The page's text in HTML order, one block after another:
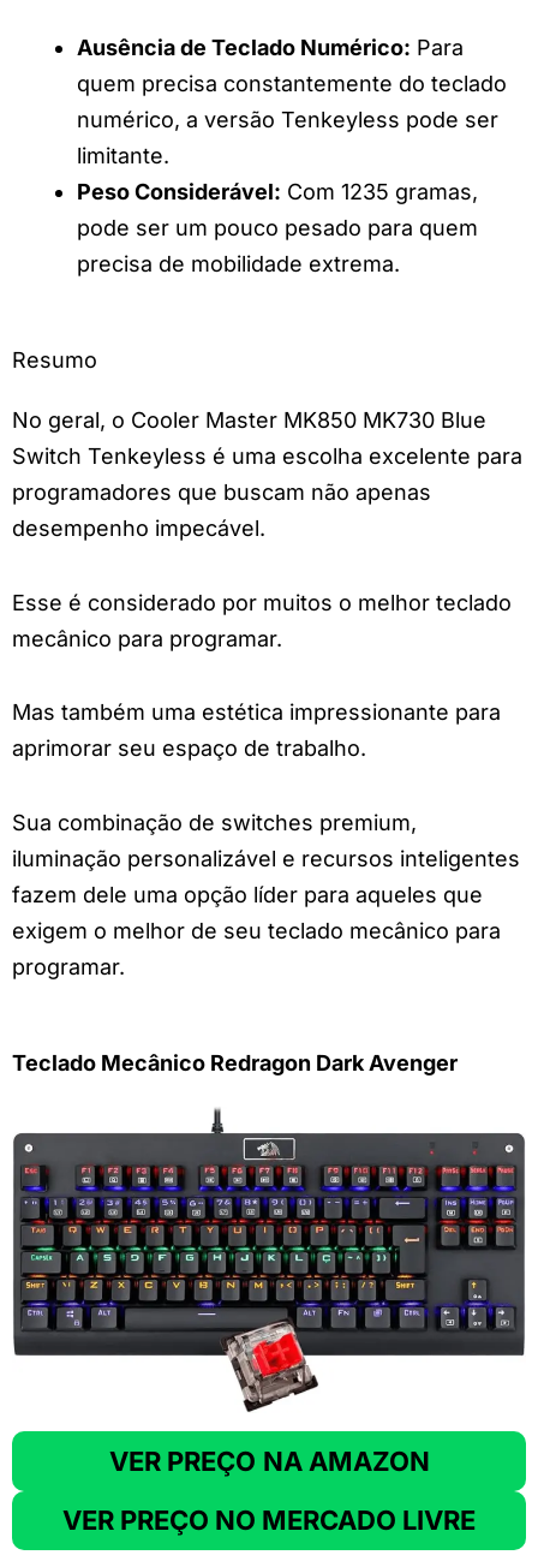
Ausência de Teclado Numérico: Para
quem precisa constantemente do teclado
numérico, a versão Tenkeyless pode ser
limitante.
Peso Considerável: Com 1235 gramas,
pode ser um pouco pesado para quem
precisa de mobilidade extrema.
Resumo
No geral, o Cooler Master MK850 MK730 Blue
Switch Tenkeyless é uma escolha excelente para
programadores que buscam não apenas
desempenho impecável.
Esse é considerado por muitos o melhor teclado
mecânico para programar.
Mas também uma estética impressionante para
aprimorar seu espaço de trabalho.
Sua combinação de switches premium,
iluminação personalizável e recursos inteligentes
fazem dele uma opção líder para aqueles que
exigem o melhor de seu teclado mecânico para
programar.
Teclado Mecânico Redragon Dark Avenger
VER PREÇO NA AMAZON
VER PREÇO NO MERCADO LIVRE